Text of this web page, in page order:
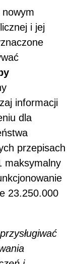
i jej
informacji
dla
przepisach
maksymalny
23.250.000